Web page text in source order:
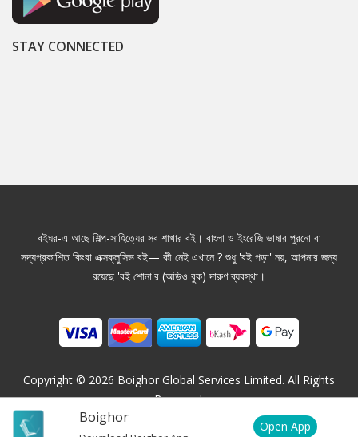
Boighor
Open App
STAY CONNECTED
বইঘর-এ আছে শিল্প-সাহিত্যের সব শাখার বই। বাংলা ও ইংরেজি ভাষার পুরনো বা
সদ্যপ্রকাশিত কিংবা এক্সক্লুসিভ বই— কী নেই এখানে ? শুধু 'বই পড়া' নয়, আপনার জন্য
রয়েছে 'বই শোনা'র (অডিও বুক) দারুণ ব্যবস্থা।
Copyright © 2026 Boighor Global Services Limited. All Rights
Reserved.